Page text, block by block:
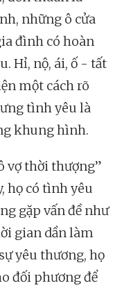
những ô cửa
đình có hoàn
Hỉ, nộ, ái, ố - tất
một cách rõ
tình yêu là
khung hình.
vợ thời thượng”
họ có tình yêu
gặp vấn đề như
gian dần làm
yêu thương, họ
đối phương để